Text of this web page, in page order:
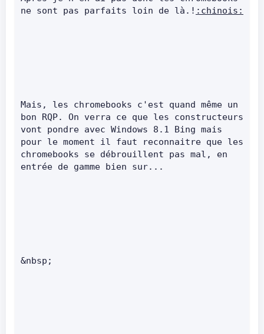
ne sont pas parfaits loin de là.! :chinois:
Mais, les chromebooks c'est quand même un
bon RQP. On verra ce que les constructeurs
vont pondre avec Windows 8.1 Bing mais
pour le moment il faut reconnaitre que les
chromebooks se débrouillent pas mal, en
entrée de gamme bien sur...
&nbsp;